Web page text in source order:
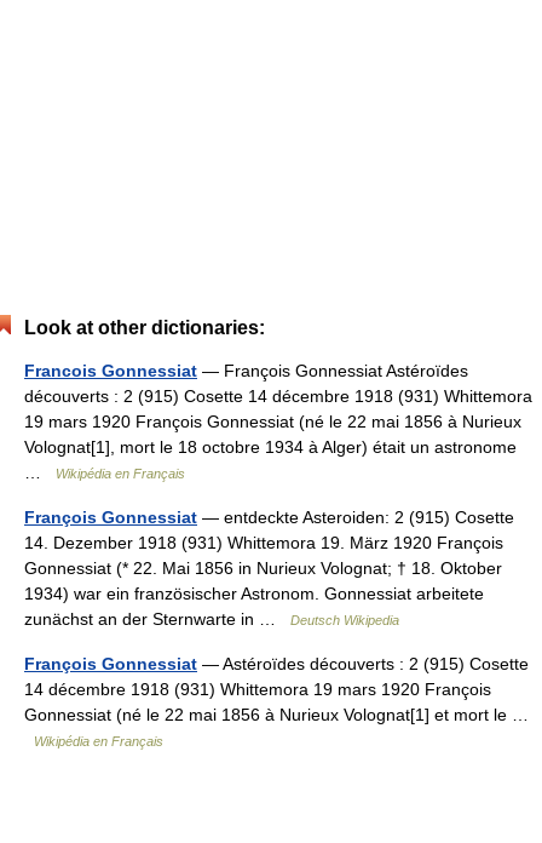
Look at other dictionaries:
Francois Gonnessiat — François Gonnessiat Astéroïdes
découverts : 2 (915) Cosette 14 décembre 1918 (931) Whittemora
19 mars 1920 François Gonnessiat (né le 22 mai 1856 à Nurieux
Volognat[1], mort le 18 octobre 1934 à Alger) était un astronome
Wikipédia en Français
François Gonnessiat — entdeckte Asteroiden: 2 (915) Cosette
14. Dezember 1918 (931) Whittemora 19. März 1920 François
Gonnessiat (* 22. Mai 1856 in Nurieux Volognat; † 18. Oktober
1934) war ein französischer Astronom. Gonnessiat arbeitete
zunächst an der Sternwarte in …
Deutsch Wikipedia
François Gonnessiat — Astéroïdes découverts : 2 (915) Cosette
14 décembre 1918 (931) Whittemora 19 mars 1920 François
Gonnessiat (né le 22 mai 1856 à Nurieux Volognat[1] et mort le …
Wikipédia en Français